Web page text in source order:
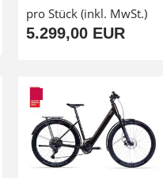
pro Stück (inkl. MwSt.)
5.299,00 EUR